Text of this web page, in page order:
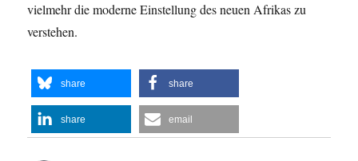
vielmehr die moderne Einstellung des neuen Afrikas zu
verstehen.
share share
share email